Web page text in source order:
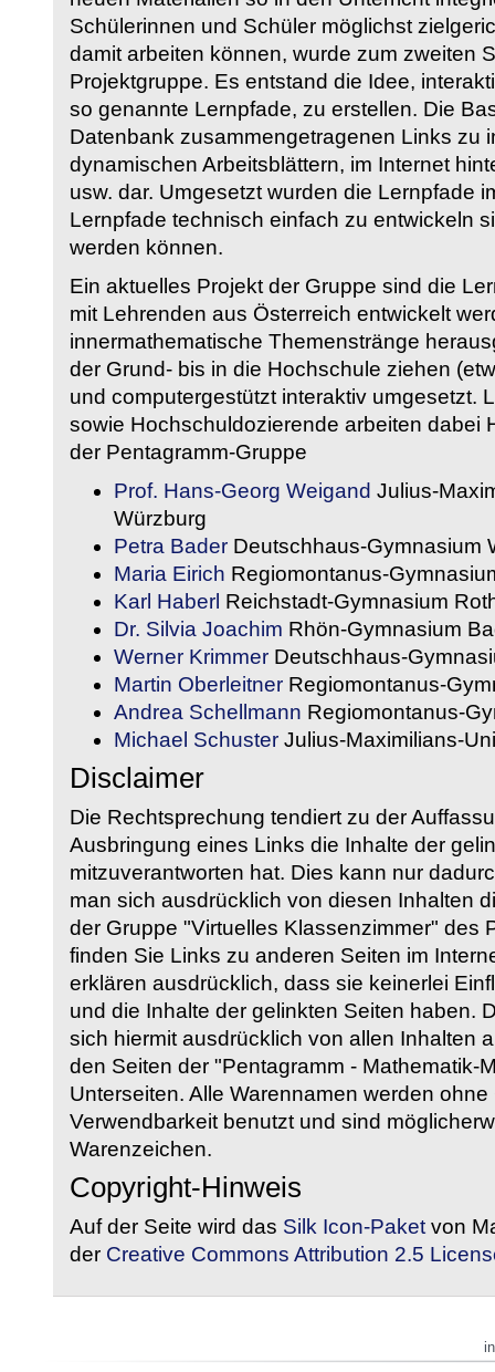
Schülerinnen und Schüler möglichst
damit arbeiten können, wurde zum zweiten
Projektgruppe. Es entstand die Idee,
so genannte Lernpfade, zu erstellen. Die
Datenbank zusammengetragenen Links zu
dynamischen Arbeitsblättern, im Internet
usw. dar. Umgesetzt wurden die Lernpfade
Lernpfade technisch einfach zu entwickeln
werden können.
Ein aktuelles Projekt der Gruppe sind die
mit Lehrenden aus Österreich entwickelt
innermathematische Themenstränge
der Grund- bis in die Hochschule ziehen
und computergestützt interaktiv umgesetzt.
sowie Hochschuldozierende arbeiten dabei
der Pentagramm-Gruppe
Prof. Hans-Georg Weigand Julius-
Würzburg
Petra Bader Deutschhaus-Gymnasium
Maria Eirich Regiomontanus-
Karl Haberl Reichstadt-Gymnasium
Dr. Silvia Joachim Rhön-Gymnasium
Werner Krimmer Deutschhaus-
Martin Oberleitner Regiomontanus-
Andrea Schellmann Regiomontanus-
Michael Schuster Julius-Maximilians-
Disclaimer
Die Rechtsprechung tendiert zu der
Ausbringung eines Links die Inhalte der
mitzuverantworten hat. Dies kann nur
man sich ausdrücklich von diesen Inhalten
der Gruppe "Virtuelles Klassenzimmer" des
finden Sie Links zu anderen Seiten im
erklären ausdrücklich, dass sie keinerlei
und die Inhalte der gelinkten Seiten haben.
sich hiermit ausdrücklich von allen Inhalten
den Seiten der "Pentagramm - Mathematik-
Unterseiten. Alle Warennamen werden
Verwendbarkeit benutzt und sind
Warenzeichen.
Copyright-Hinweis
Auf der Seite wird das Silk Icon-Paket von
der Creative Commons Attribution 2.5